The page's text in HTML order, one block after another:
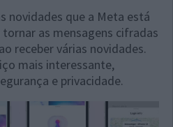
novidades que a Meta está
as mensagens cifradas
receber várias novidades.
mais interessante,
e privacidade.